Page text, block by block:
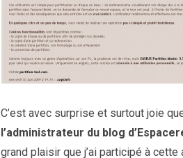
C’est avec surprise et surtout joie
l’administrateur du blog
grand plaisir que j’ai participé à cette